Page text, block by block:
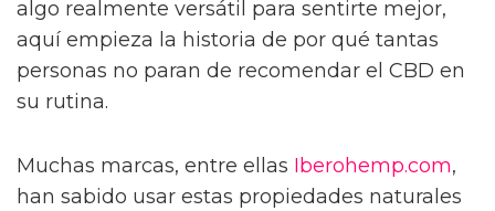
algo realmente versátil para sentirte mejor,
aquí empieza la historia de por qué tantas
personas no paran de recomendar el CBD en
su rutina.
Muchas marcas, entre ellas Iberohemp.com,
han sabido usar estas propiedades naturales